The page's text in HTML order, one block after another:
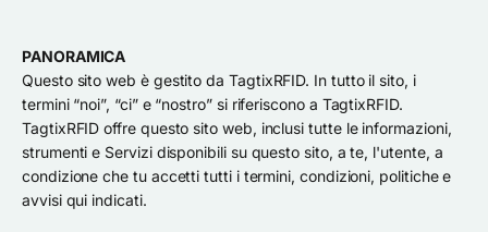
PANORAMICA
Questo sito web è gestito da TagtixRFID. In tutto il sito, i
termini “noi”, “ci” e “nostro” si riferiscono a TagtixRFID.
TagtixRFID offre questo sito web, inclusi tutte le informazioni,
strumenti e Servizi disponibili su questo sito, a te, l'utente, a
condizione che tu accetti tutti i termini, condizioni, politiche e
avvisi qui indicati.